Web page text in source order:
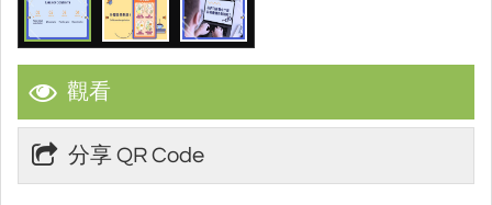
觀看
分享 QR Code